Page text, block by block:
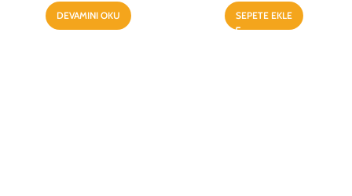
DEVAMINI OKU SEPETE EKLE